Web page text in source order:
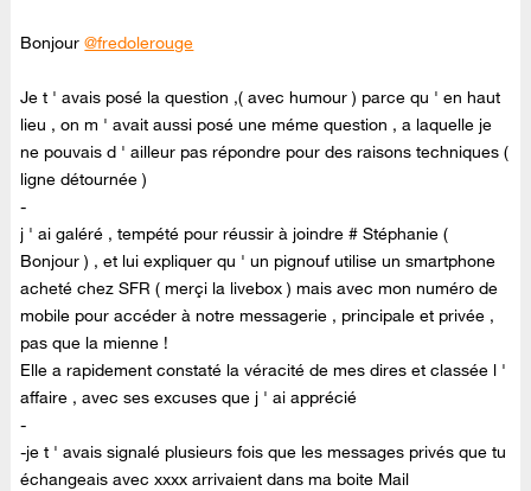
Bonjour@fredolerouge
Je t ' avais posé la question ,( avec humour ) parce qu ' en haut
lieu , on m ' avait aussi posé une méme question , a laquelle je
ne pouvais d ' ailleur pas répondre pour des raisons techniques (
ligne détournée )
-
j ' ai galéré , tempété pour réussir à joindre # Stéphanie (
Bonjour ) , et lui expliquer qu ' un pignouf utilise un smartphone
acheté chez SFR ( merçi la livebox ) mais avec mon numéro de
mobile pour accéder à notre messagerie , principale et privée ,
pas que la mienne !
Elle a rapidement constaté la véracité de mes dires et classée l '
affaire , avec ses excuses que j ' ai apprécié
-
-je t ' avais signalé plusieurs fois que les messages privés que tu
échangeais avec xxxx arrivaient dans ma boite Mail